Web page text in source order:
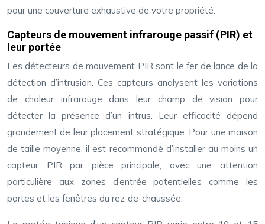
pour une couverture exhaustive de votre propriété.
Capteurs de mouvement infrarouge passif (PIR) et
leur portée
Les détecteurs de mouvement PIR sont le fer de lance de la
détection d’intrusion. Ces capteurs analysent les variations
de chaleur infrarouge dans leur champ de vision pour
détecter la présence d’un intrus. Leur efficacité dépend
grandement de leur placement stratégique. Pour une maison
de taille moyenne, il est recommandé d’installer au moins un
capteur PIR par pièce principale, avec une attention
particulière aux zones d’entrée potentielles comme les
portes et les fenêtres du rez-de-chaussée.